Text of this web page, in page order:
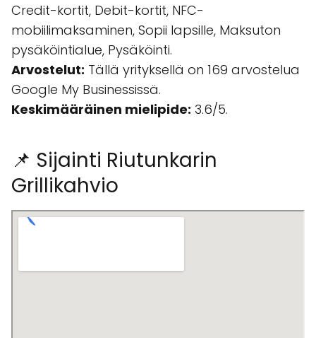
Credit-kortit, Debit-kortit, NFC-
mobiilimaksaminen, Sopii lapsille, Maksuton
pysäköintialue, Pysäköinti.
Arvostelut: Tällä yrityksellä on 169 arvostelua
Google My Businessissä.
Keskimääräinen mielipide: 3.6/5.
📌 Sijainti Riutunkarin
Grillikahvio